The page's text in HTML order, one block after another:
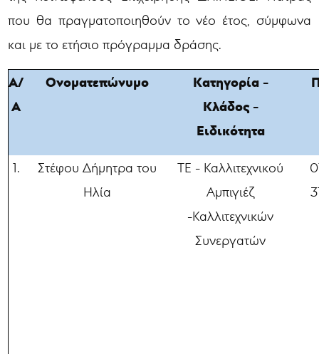
που θα πραγματοποιηθούν το νέο έτος, σύμφωνα
και με το ετήσιο πρόγραμμα δράσης.
Α/
Α
Ονοματεπώνυμο
Κατηγορία -
Κλάδος -
Ειδικότητα
1.
Στέφου Δήμητρα του
Ηλία
ΤΕ - Καλλιτεχνικού
Αμπιγιέζ
-Καλλιτεχνικών
Συνεργατών